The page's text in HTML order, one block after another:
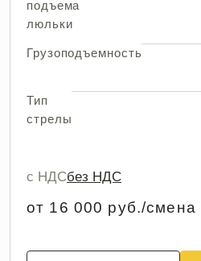
подъема
люльки
Грузоподъемность
Тип
стрелы
с НДСбез НДС
от 16 000 руб./смена